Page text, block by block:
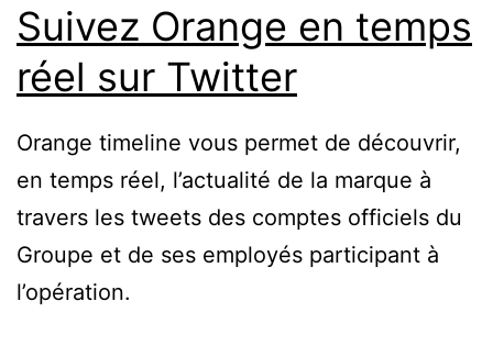
Suivez Orange en temps
réel sur Twitter
Orange timeline vous permet de découvrir,
en temps réel, l’actualité de la marque à
travers les tweets des comptes officiels du
Groupe et de ses employés participant à
l’opération.